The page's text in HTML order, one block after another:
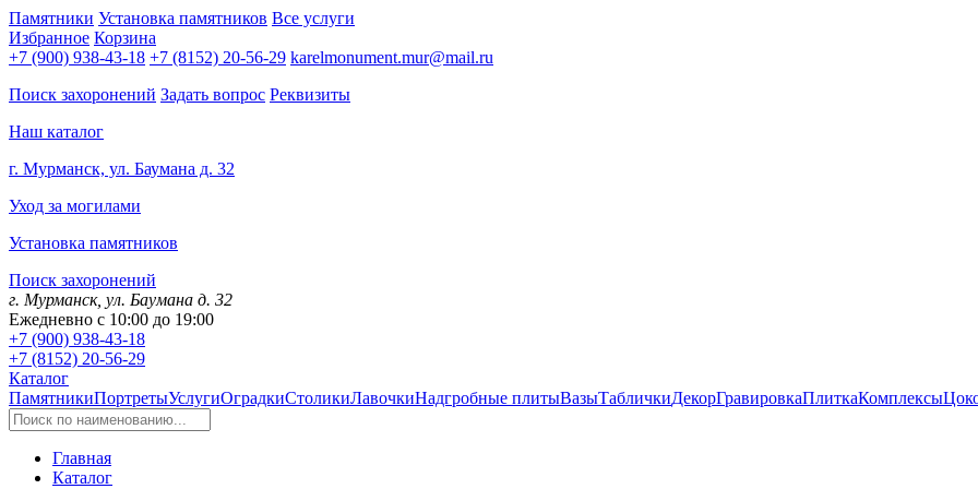
Памятники Установка памятников Все услуги
Избранное Корзина
+7 (900) 938-43-18 +7 (8152) 20-56-29 karelmonument.mur@mail.ru
Поиск захоронений Задать вопрос Реквизиты
Наш каталог
г. Мурманск, ул. Баумана д. 32
Уход за могилами
Установка памятников
Поиск захоронений
г. Мурманск, ул. Баумана д. 32
Ежедневно с 10:00 до 19:00
+7 (900) 938-43-18
+7 (8152) 20-56-29
Каталог
ПамятникиПортретыУслугиОградкиСтоликиЛавочкиНадгробные плитыВазыТабличкиДекорГравировкаПлиткаКомплексы
Главная
Каталог